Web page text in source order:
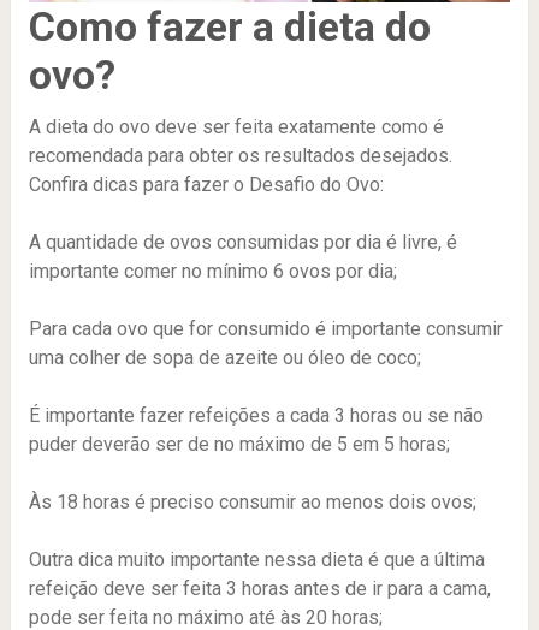
Como fazer a dieta do
ovo?
A dieta do ovo deve ser feita exatamente como é
recomendada para obter os resultados desejados.
Confira dicas para fazer o Desafio do Ovo:
A quantidade de ovos consumidas por dia é livre, é
importante comer no mínimo 6 ovos por dia;
Para cada ovo que for consumido é importante consumir
uma colher de sopa de azeite ou óleo de coco;
É importante fazer refeições a cada 3 horas ou se não
puder deverão ser de no máximo de 5 em 5 horas;
Às 18 horas é preciso consumir ao menos dois ovos;
Outra dica muito importante nessa dieta é que a última
refeição deve ser feita 3 horas antes de ir para a cama,
pode ser feita no máximo até às 20 horas;